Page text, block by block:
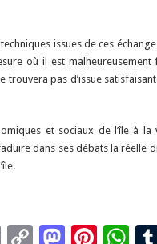
issues de ces
où il est malheureusement
trouvera pas d’issue
et sociaux de l’île à
dans ses débats la réelle
E C M Pi W